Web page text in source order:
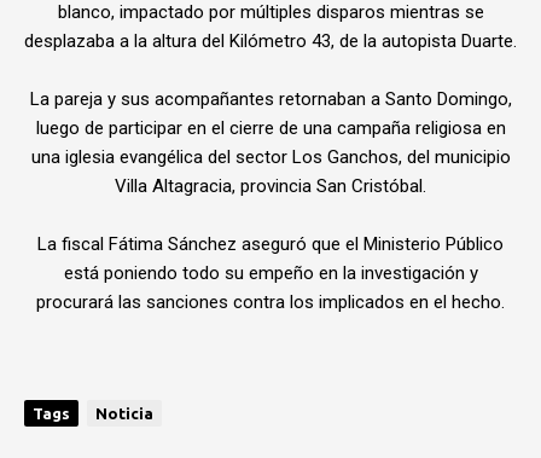
blanco, impactado por múltiples disparos mientras se
desplazaba a la altura del Kilómetro 43, de la autopista Duarte.
La pareja y sus acompañantes retornaban a Santo Domingo,
luego de participar en el cierre de una campaña religiosa en
una iglesia evangélica del sector Los Ganchos, del municipio
Villa Altagracia, provincia San Cristóbal.
La fiscal Fátima Sánchez aseguró que el Ministerio Público
está poniendo todo su empeño en la investigación y
procurará las sanciones contra los implicados en el hecho.
Tags Noticia